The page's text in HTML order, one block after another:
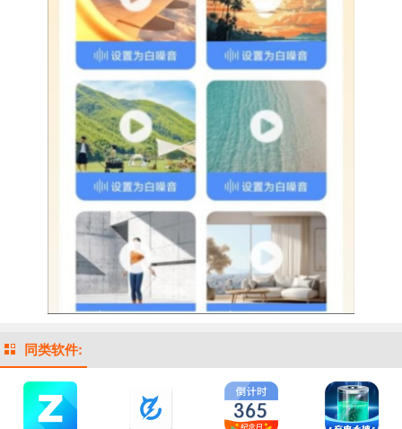
同类软件: